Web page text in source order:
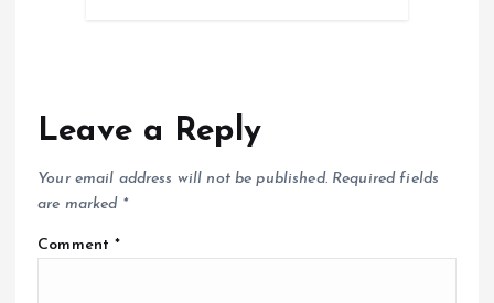
Leave a Reply
Your email address will not be published. Required fields
are marked *
Comment*